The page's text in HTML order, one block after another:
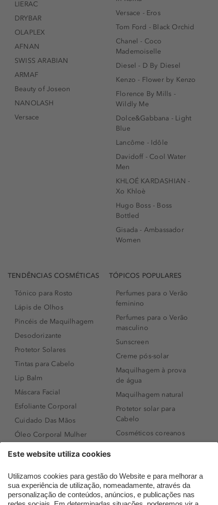
LIERAC
DRYBAR
OLAPLEX
AFNAN
SWISS ARABIAN
ARMAF
Beauty of Joseon
NANOLASH
Versace
Versace - Eros
Tom Ford - Black Orchid
Chanel - Coco
Mademoiselle
Diesel - D By Diesel
Kenzo - Flower by Kenzo
Florence By Mills -
Wildly Me
Dolce&Gabbana - Light
Blue
Lancôme - Idôle
Davidoff - Cool Water
Men
KHLOÉ KARDASHIAN -
Xo Khloè
Hugo Boss - Boss
Bottled
Gisada - Ambassador
Women
TENDÊNCIAS COSMÉTICAS
Tónico para Rosto
Lápis de Olhos
Pincéis de Maquilhagem
Desodorizante
Protetor Solares
Tintas para Cabelo
Lip Balm
Máscara Facial
Esfoliante Corporal
Cuidado Das Mãos
Óleo Corporal Mulher
Sérum de Rosto
Body mist & Spray
corporal
TÓPICOS POPULARES
Perfumes para o Verão
feminino
Perfumes para o Verão
masculino
Sunscreen
Creme pós-solar
Maquilhagem à prova
de água
Maquilhagem natural
Protetor solar para
Cabelo
Cosméticos coreanos
Perfumes árabes
Novidades
Melhores Perfumes